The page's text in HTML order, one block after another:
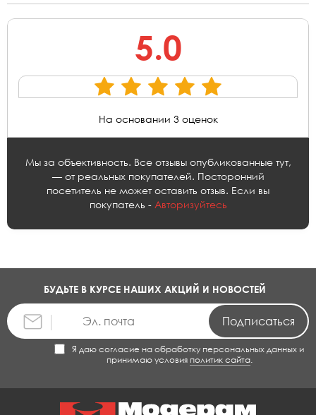
5.0
На основании 3 оценок
Мы за объективность. Все отзывы опубликованные тут,
— от реальных покупателей. Посторонний
посетитель не может оставить отзыв. Если вы
покупатель - Авторизуйтесь
БУДЬТЕ В КУРСЕ НАШИХ АКЦИЙ И НОВОСТЕЙ
Я даю согласие на обработку персональных данных и
принимаю условия политик сайта.